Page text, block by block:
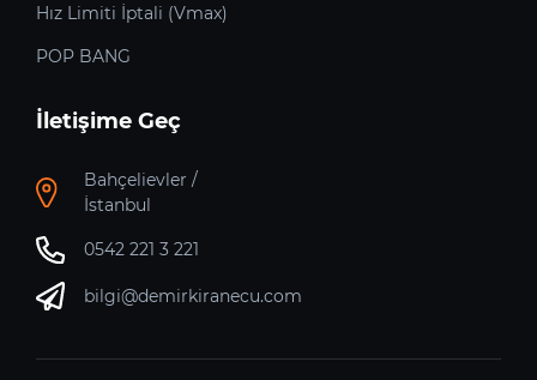
Hız Limiti İptali (Vmax)
POP BANG
İletişime Geç
Bahçelievler /
İstanbul
0542 221 3 221
bilgi@demirkiranecu.com